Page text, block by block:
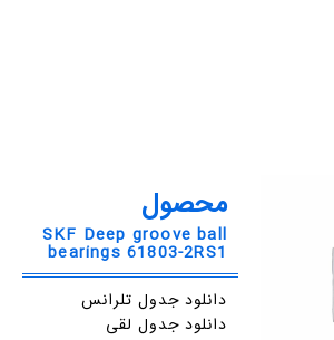
محصول
SKF Deep groove ball
bearings 61803-2RS1
دانلود جدول تلرانس
دانلود جدول لقی